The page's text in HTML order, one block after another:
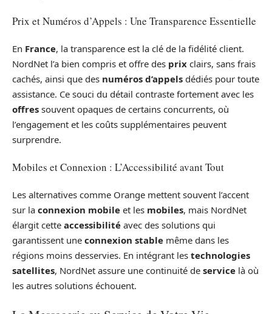
Prix et Numéros d’Appels : Une Transparence Essentielle
En France, la transparence est la clé de la fidélité client.
NordNet l’a bien compris et offre des prix clairs, sans frais
cachés, ainsi que des numéros d’appels dédiés pour toute
assistance. Ce souci du détail contraste fortement avec les
offres souvent opaques de certains concurrents, où
l’engagement et les coûts supplémentaires peuvent
surprendre.
Mobiles et Connexion : L’Accessibilité avant Tout
Les alternatives comme Orange mettent souvent l’accent
sur la connexion mobile et les mobiles, mais NordNet
élargit cette accessibilité avec des solutions qui
garantissent une connexion stable même dans les
régions moins desservies. En intégrant les technologies
satellites, NordNet assure une continuité de service là où
les autres solutions échouent.